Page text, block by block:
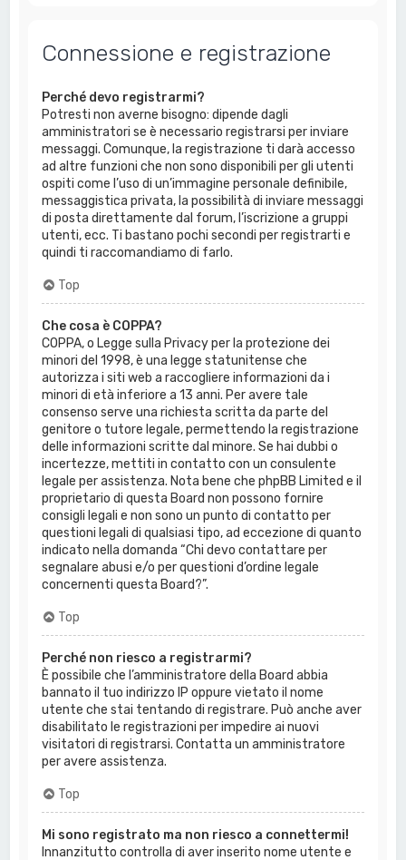
Connessione e registrazione
Perché devo registrarmi?
Potresti non averne bisogno: dipende dagli
amministratori se è necessario registrarsi per inviare
messaggi. Comunque, la registrazione ti darà accesso
ad altre funzioni che non sono disponibili per gli utenti
ospiti come l’uso di un’immagine personale definibile,
messaggistica privata, la possibilità di inviare messaggi
di posta direttamente dal forum, l’iscrizione a gruppi
utenti, ecc. Ti bastano pochi secondi per registrarti e
quindi ti raccomandiamo di farlo.
Top
Che cosa è COPPA?
COPPA, o Legge sulla Privacy per la protezione dei
minori del 1998, è una legge statunitense che
autorizza i siti web a raccogliere informazioni da i
minori di età inferiore a 13 anni. Per avere tale
consenso serve una richiesta scritta da parte del
genitore o tutore legale, permettendo la registrazione
delle informazioni scritte dal minore. Se hai dubbi o
incertezze, mettiti in contatto con un consulente
legale per assistenza. Nota bene che phpBB Limited e il
proprietario di questa Board non possono fornire
consigli legali e non sono un punto di contatto per
questioni legali di qualsiasi tipo, ad eccezione di quanto
indicato nella domanda “Chi devo contattare per
segnalare abusi e/o per questioni d’ordine legale
concernenti questa Board?”.
Top
Perché non riesco a registrarmi?
È possibile che l’amministratore della Board abbia
bannato il tuo indirizzo IP oppure vietato il nome
utente che stai tentando di registrare. Può anche aver
disabilitato le registrazioni per impedire ai nuovi
visitatori di registrarsi. Contatta un amministratore
per avere assistenza.
Top
Mi sono registrato ma non riesco a connettermi!
Innanzitutto controlla di aver inserito nome utente e